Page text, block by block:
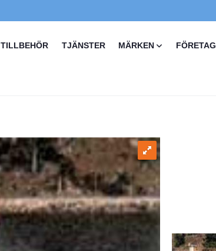
TILLBEHÖR TJÄNSTER MÄRKEN FÖRETAG